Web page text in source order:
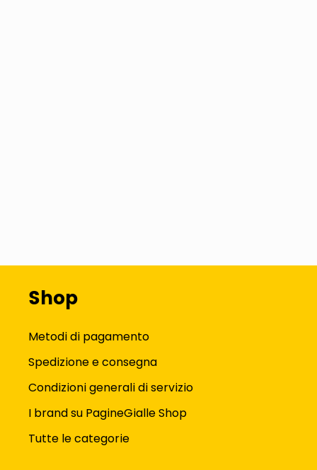
Shop
Metodi di pagamento
Spedizione e consegna
Condizioni generali di servizio
I brand su PagineGialle Shop
Tutte le categorie